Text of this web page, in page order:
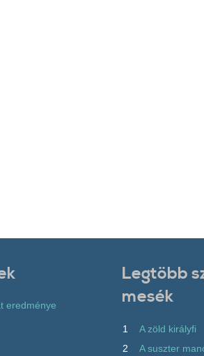
eredménye
Legtöbb
mesék
1
A zöld királyfi
2
A suszter